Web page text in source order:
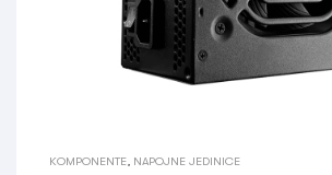
KOMPONENTE NAPOJNE JEDINICE